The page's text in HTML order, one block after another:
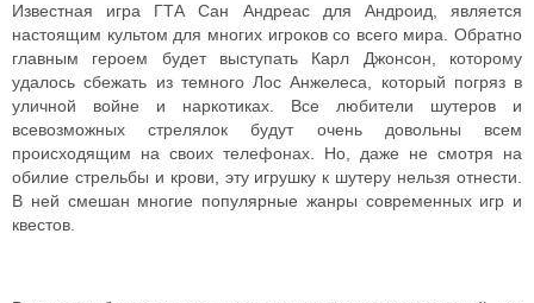
Известная игра ГТА Сан Андреас для Андроид, является
настоящим культом для многих игроков со всего мира. Обратно
главным героем будет выступать Карл Джонсон, которому
удалось сбежать из темного Лос Анжелеса, который погряз в
уличной войне и наркотиках. Все любители шутеров и
всевозможных стрелялок будут очень довольны всем
происходящим на своих телефонах. Но, даже не смотря на
обилие стрельбы и крови, эту игрушку к шутеру нельзя отнести.
В ней смешан многие популярные жанры современных игр и
квестов.